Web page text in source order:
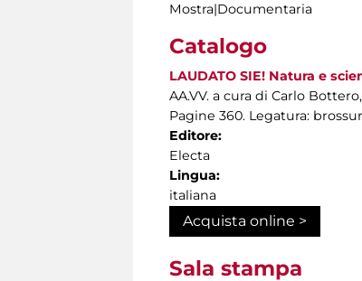
Mostra|Documentaria
Catalogo
LAUDATO SIE! Natura e
AA.VV. a cura di Carlo
Pagine 360. Legatura:
Editore:
Electa
Lingua:
italiana
Acquista online >
Sala stampa